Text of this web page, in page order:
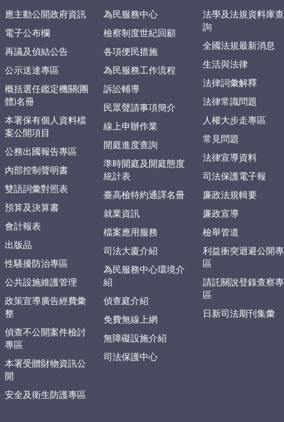
應主動公開政府資訊
電子公布欄
再議及偵結公告
公示送達專區
概括選任鑑定機關(團
體)名冊
本署保有個人資料檔
案公開項目
公務出國報告專區
內部控制聲明書
雙語詞彙對照表
預算及決算書
會計報表
出版品
性騷擾防治專區
公共設施維護管理
政策宣導廣告經費彙
整
偵查不公開案件檢討
專區
本署受贈財物資訊公
開
安全及衛生防護專區
為民服務中心
檢察制度世紀回顧
各項便民措施
為民服務工作流程
訴訟輔導
民眾聲請事項簡介
線上申辦作業
開庭進度查詢
準時開庭及開庭態度
統計表
臺高檢特約通譯名冊
就業資訊
檔案應用服務
司法大廈介紹
為民服務中心環境介
紹
偵查庭介紹
免費無線上網
無障礙設施介紹
司法保護中心
法學及法規資料庫查
詢
全國法規最新消息
生活與法律
法律詞彙解釋
法律常識問題
人權大步走專區
常見問題
法律宣導資料
司法保護電子報
廉政法規輯要
廉政宣導
檢舉管道
利益衝突迴避公開專
區
請託關說登錄查察專
區
日新司法期刊集彙